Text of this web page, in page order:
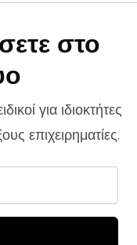
στο
για ιδιοκτήτες
επιχειρηματίες.